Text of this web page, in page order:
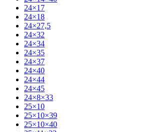
24×17
24×18
24×27,5
24×32
24×34
24×35
24×37
24×40
24×44
24×45
24×8×33
25×10
25×10×39
25×10×40